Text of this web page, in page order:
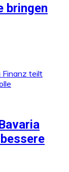
bringen